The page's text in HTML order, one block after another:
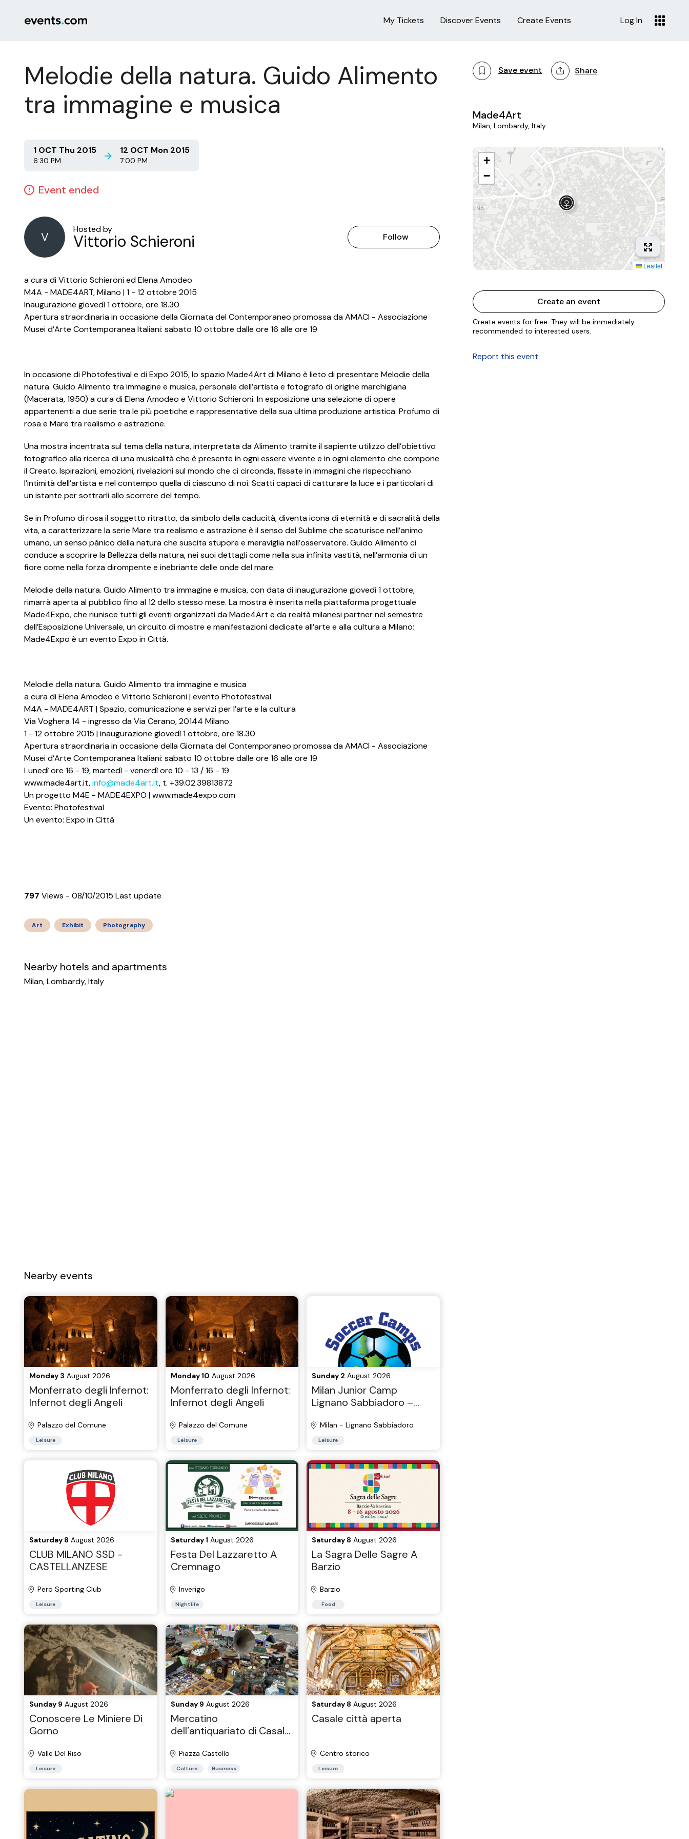
My Tickets Discover Events Create Events Log In
Melodie della natura. Guido Alimento
tra immagine e musica
1 OCT Thu 2015
6:30 PM
12 OCT Mon 2015
7:00 PM
Event ended
V
Hosted by
Vittorio Schieroni Follow
a cura di Vittorio Schieroni ed Elena Amodeo
M4A - MADE4ART, Milano | 1 - 12 ottobre 2015
Inaugurazione giovedì 1 ottobre, ore 18.30
Apertura straordinaria in occasione della Giornata del Contemporaneo promossa da AMACI - Associazione
Musei d’Arte Contemporanea Italiani: sabato 10 ottobre dalle ore 16 alle ore 19
In occasione di Photofestival e di Expo 2015, lo spazio Made4Art di Milano è lieto di presentare Melodie della
natura. Guido Alimento tra immagine e musica, personale dell’artista e fotografo di origine marchigiana
(Macerata, 1950) a cura di Elena Amodeo e Vittorio Schieroni. In esposizione una selezione di opere
appartenenti a due serie tra le più poetiche e rappresentative della sua ultima produzione artistica: Profumo di
rosa e Mare tra realismo e astrazione.
Una mostra incentrata sul tema della natura, interpretata da Alimento tramite il sapiente utilizzo dell’obiettivo
fotografico alla ricerca di una musicalità che è presente in ogni essere vivente e in ogni elemento che compone
il Creato. Ispirazioni, emozioni, rivelazioni sul mondo che ci circonda, fissate in immagini che rispecchiano
l’intimità dell’artista e nel contempo quella di ciascuno di noi. Scatti capaci di catturare la luce e i particolari di
un istante per sottrarli allo scorrere del tempo.
Se in Profumo di rosa il soggetto ritratto, da simbolo della caducità, diventa icona di eternità e di sacralità della
vita, a caratterizzare la serie Mare tra realismo e astrazione è il senso del Sublime che scaturisce nell’animo
umano, un senso pànico della natura che suscita stupore e meraviglia nell’osservatore. Guido Alimento ci
conduce a scoprire la Bellezza della natura, nei suoi dettagli come nella sua infinita vastità, nell’armonia di un
fiore come nella forza dirompente e inebriante delle onde del mare.
Melodie della natura. Guido Alimento tra immagine e musica, con data di inaugurazione giovedì 1 ottobre,
rimarrà aperta al pubblico fino al 12 dello stesso mese. La mostra è inserita nella piattaforma progettuale
Made4Expo, che riunisce tutti gli eventi organizzati da Made4Art e da realtà milanesi partner nel semestre
dell’Esposizione Universale, un circuito di mostre e manifestazioni dedicate all’arte e alla cultura a Milano;
Made4Expo è un evento Expo in Città.
Melodie della natura. Guido Alimento tra immagine e musica
a cura di Elena Amodeo e Vittorio Schieroni | evento Photofestival
M4A - MADE4ART | Spazio, comunicazione e servizi per l’arte e la cultura
Via Voghera 14 - ingresso da Via Cerano, 20144 Milano
1 - 12 ottobre 2015 | inaugurazione giovedì 1 ottobre, ore 18.30
Apertura straordinaria in occasione della Giornata del Contemporaneo promossa da AMACI - Associazione
Musei d’Arte Contemporanea Italiani: sabato 10 ottobre dalle ore 16 alle ore 19
Lunedì ore 16 - 19, martedì - venerdì ore 10 - 13 / 16 - 19
www.made4art.it,info@made4art.it, t. +39.02.39813872
Un progetto M4E - MADE4EXPO | www.made4expo.com
Evento: Photofestival
Un evento: Expo in Città
797 Views - 08/10/2015 Last update
Art Exhibit Photography
Nearby hotels and apartments
Milan, Lombardy, Italy
Nearby events
Monday 3 August 2026
Monferrato degli Infernot:
Infernot degli Angeli
Palazzo del Comune
Leisure
Monday 10 August 2026
Monferrato degli Infernot:
Infernot degli Angeli
Palazzo del Comune
Leisure
Sunday 2 August 2026
Milan Junior Camp
Lignano Sabbiadoro –
Lignano Sabbiadoro,
Udine Venice area 2026
Milan - Lignano Sabbiadoro
Leisure
Saturday 8 August 2026
CLUB MILANO SSD -
CASTELLANZESE
Pero Sporting Club
Leisure
Saturday 1 August 2026
Festa Del Lazzaretto A
Cremnago
Inverigo
Nightlife
Saturday 8 August 2026
La Sagra Delle Sagre A
Barzio
Barzio
Food
Sunday 9 August 2026
Conoscere Le Miniere Di
Gorno
Valle Del Riso
Leisure
Sunday 9 August 2026
Mercatino
dell’antiquariato di Casale
Piazza Castello
Culture Business
Saturday 8 August 2026
Casale città aperta
Centro storico
Leisure
Save event Share
Made4Art
Milan, Lombardy, Italy
+
−
Leaflet
Create an event
Create events for free. They will be immediately
recommended to interested users.
Report this event